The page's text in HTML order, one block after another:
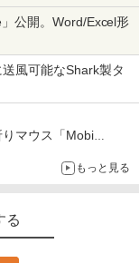
公開。Word/Excel形
風可能なShark製タ
マウス「Mobi
もっと見る
る